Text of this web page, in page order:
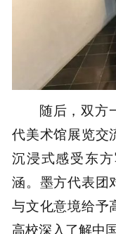
随后，双方
代美术馆展览交
沉浸式感受东
涵。墨方代表团
与文化意境给予
高校深入了解中